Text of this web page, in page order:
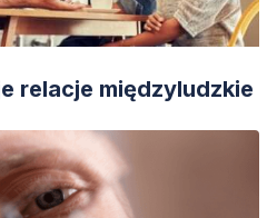
relacje międzyludzkie